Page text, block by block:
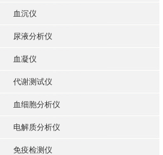
血沉仪
尿液分析仪
血凝仪
代谢测试仪
血细胞分析仪
电解质分析仪
免疫检测仪